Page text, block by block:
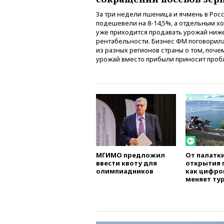
За три недели пшеница и ячмень в
подешевели на 8-14,5%, а отдельным
уже приходится продавать урожай
рентабельности. Бизнес ФМ
из разных регионов страны о том,
урожай вместо прибыли приносит
МГИМО предложил
ввести квоту для
олимпиадников
От
открытия
как
меняет